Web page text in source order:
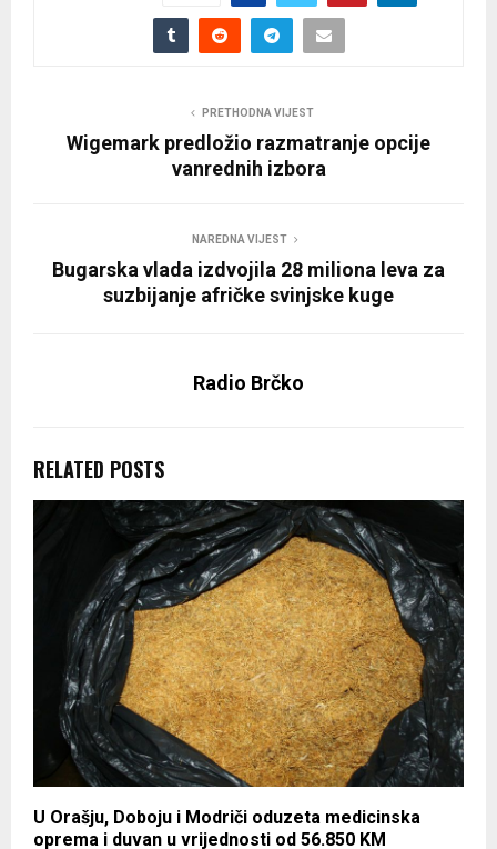
PRETHODNA VIJEST
Wigemark predložio razmatranje opcije
vanrednih izbora
NAREDNA VIJEST
Bugarska vlada izdvojila 28 miliona leva za
suzbijanje afričke svinjske kuge
Radio Brčko
RELATED POSTS
U Orašju, Doboju i Modriči oduzeta medicinska
oprema i duvan u vrijednosti od 56.850 KM